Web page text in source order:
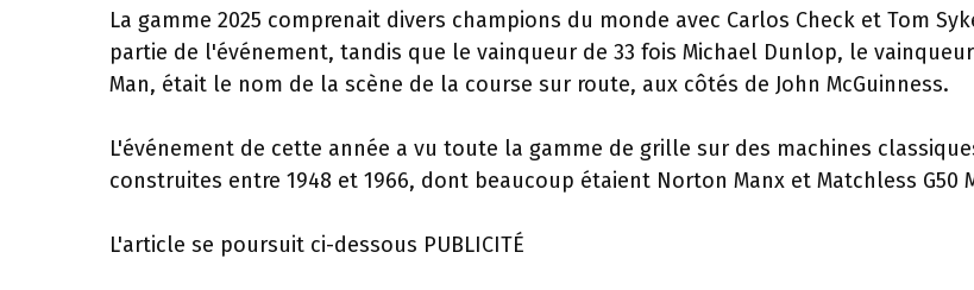
La gamme 2025 comprenait divers champions du monde avec Carlos Check et Tom
partie de l'événement, tandis que le vainqueur de 33 fois Michael Dunlop, le
Man, était le nom de la scène de la course sur route, aux côtés de John McGuinness.
L'événement de cette année a vu toute la gamme de grille sur des machines
construites entre 1948 et 1966, dont beaucoup étaient Norton Manx et Matchless G50
L'article se poursuit ci-dessous PUBLICITÉ